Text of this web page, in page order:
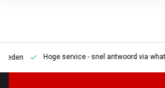
Hoge service- snel antwoord via whatsapp